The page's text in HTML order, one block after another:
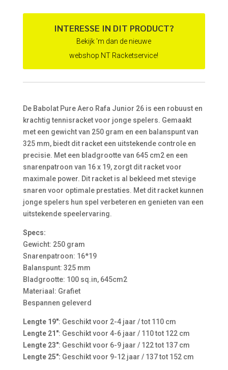
was:
€ 110,00.
is:
€ 69,95.
INTERESSE IN DIT PRODUCT?
Bekijk 'm dan de nieuwe
webshop NT Racketservice!
De Babolat Pure Aero Rafa Junior 26 is een robuust en
krachtig tennisracket voor jonge spelers. Gemaakt
met een gewicht van 250 gram en een balanspunt van
325 mm, biedt dit racket een uitstekende controle en
precisie. Met een bladgrootte van 645 cm2 en een
snarenpatroon van 16 x 19, zorgt dit racket voor
maximale power. Dit racket is al bekleed met stevige
snaren voor optimale prestaties. Met dit racket kunnen
jonge spelers hun spel verbeteren en genieten van een
uitstekende speelervaring.
Specs:
Gewicht: 250 gram
Snarenpatroon: 16*19
Balanspunt: 325 mm
Bladgrootte: 100 sq.in, 645cm2
Materiaal: Grafiet
Bespannen geleverd
Lengte 19″: Geschikt voor 2-4 jaar / tot 110 cm
Lengte 21″: Geschikt voor 4-6 jaar / 110 tot 122 cm
Lengte 23″: Geschikt voor 6-9 jaar / 122 tot 137 cm
Lengte 25″: Geschikt voor 9-12 jaar / 137 tot 152 cm